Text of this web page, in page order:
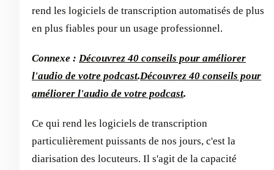
rend les logiciels de transcription automatisés de plus
en plus fiables pour un usage professionnel.
Connexe : Découvrez 40 conseils pour améliorer
l'audio de votre podcast.Découvrez 40 conseils pour
améliorer l'audio de votre podcast.
Ce qui rend les logiciels de transcription
particulièrement puissants de nos jours, c'est la
diarisation des locuteurs. Il s'agit de la capacité